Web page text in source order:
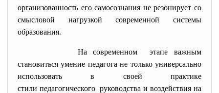
организованность его самосознания не резонирует со
смысловой нагрузкой современной системы
образования.
На современном этапе важным
становиться умение педагога не только универсально
использовать в своей практике
стили педагогического руководства и воздействия на